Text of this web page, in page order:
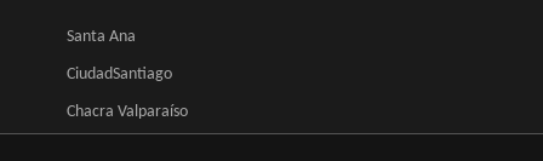
Santa Ana
CiudadSantiago
Chacra Valparaíso